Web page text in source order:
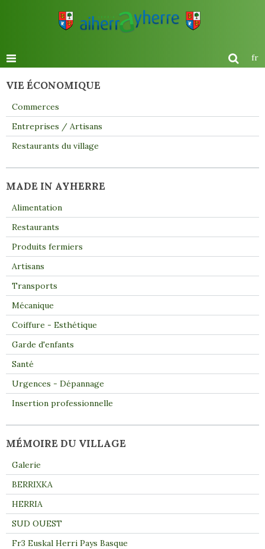
fr
VIE ÉCONOMIQUE
Commerces
Entreprises / Artisans
Restaurants du village
MADE IN AYHERRE
Alimentation
Restaurants
Produits fermiers
Artisans
Transports
Mécanique
Coiffure - Esthétique
Garde d'enfants
Santé
Urgences - Dépannage
Insertion professionnelle
MÉMOIRE DU VILLAGE
Galerie
BERRIXKA
HERRIA
SUD OUEST
Fr3 Euskal Herri Pays Basque